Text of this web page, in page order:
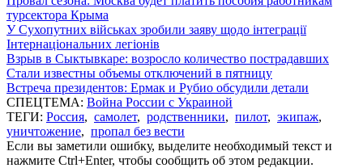
турсектора Крыма
У Сухопутних військах зробили заяву щодо інтеграції
Інтернаціональних легіонів
Взрыв в Сыктывкаре: возросло количество пострадавших
Стали известны объемы отключений в пятницу
Встреча президентов: Ермак и Рубио обсудили детали
СПЕЦТЕМА: Война России с Украиной
ТЕГИ: Россия, самолет, родственники, пилот, экипаж,
уничтожение, пропал без вести
Если вы заметили ошибку, выделите необходимый текст и
нажмите Ctrl+Enter, чтобы сообщить об этом редакции.